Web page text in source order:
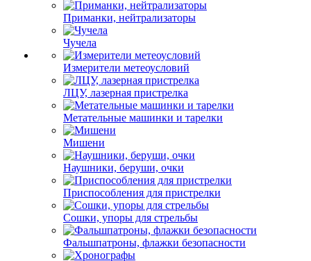
Приманки, нейтрализаторы
Чучела
Измерители метеоусловий
ЛЦУ, лазерная пристрелка
Метательные машинки и тарелки
Мишени
Наушники, беруши, очки
Приспособления для пристрелки
Сошки, упоры для стрельбы
Фальшпатроны, флажки безопасности